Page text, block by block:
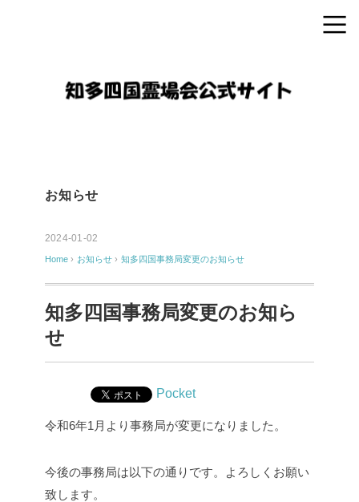
お知らせ
2024-01-02
Home › お知らせ › 知多四国事務局変更のお知らせ
知多四国事務局変更のお知ら
せ
Pocket
令和6年1月より事務局が変更になりました。
今後の事務局は以下の通りです。よろしくお願い
致します。